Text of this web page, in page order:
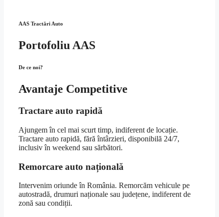
AAS Tractări Auto
Portofoliu AAS
De ce noi?
Avantaje Competitive
Tractare auto rapidă
Ajungem în cel mai scurt timp, indiferent de locație.
Tractare auto rapidă, fără întârzieri, disponibilă 24/7,
inclusiv în weekend sau sărbători.
Remorcare auto națională
Intervenim oriunde în România. Remorcăm vehicule pe
autostradă, drumuri naționale sau județene, indiferent de
zonă sau condiții.